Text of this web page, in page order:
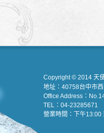
Copyright © 2014 天
地址：40758台中市
Office Address：
TEL：04-23285671
營業時間：下午13:00